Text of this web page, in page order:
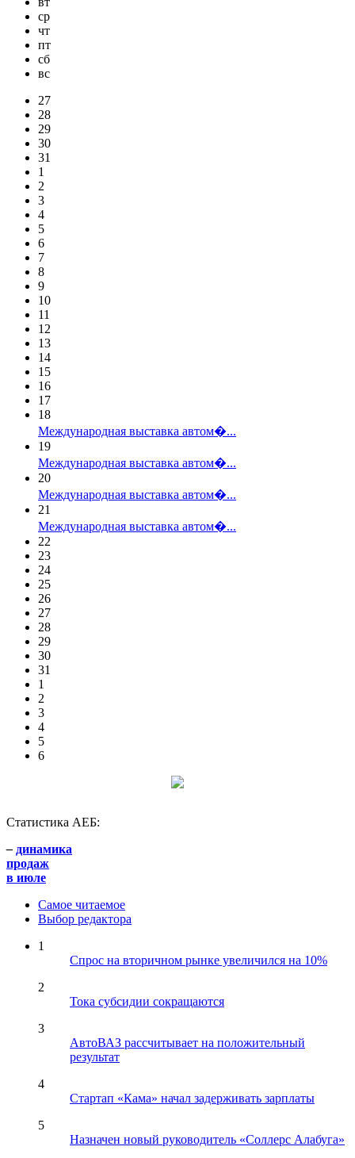
ср
чт
пт
сб
вс
27
28
29
30
31
1
2
3
4
5
6
7
8
9
10
11
12
13
14
15
16
17
18
Международная выставка автом�...
19
Международная выставка автом�...
20
Международная выставка автом�...
21
Международная выставка автом�...
22
23
24
25
26
27
28
29
30
31
1
2
3
4
5
6
Статистика АЕБ:
– динамика
продаж
в июле
Самое читаемое
Выбор редактора
1
Спрос на вторичном рынке увеличился на 10%
2
Тока субсидии сокращаются
3
АвтоВАЗ рассчитывает на положительный
результат
4
Стартап «Кама» начал задерживать зарплаты
5
Назначен новый руководитель «Соллерс Алабуга»